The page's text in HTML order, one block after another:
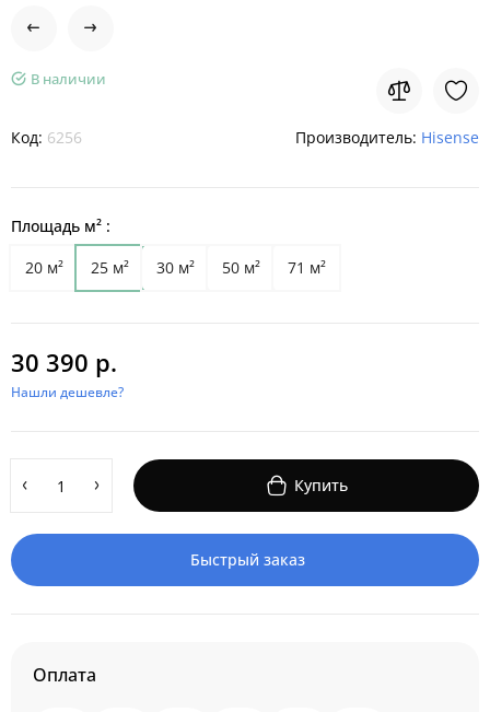
В наличии
Код: 6256 Производитель: Hisense
Площадь м² :
20 м²
25 м² 30 м² 50 м² 71 м²
30 390 р.
Нашли дешевле?
Купить
Быстрый заказ
Оплата